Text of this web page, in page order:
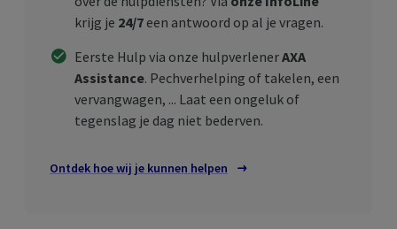
krijg je 24/7 een antwoord op al je vragen.
Eerste Hulp via onze hulpverlenerAXA
Assistance. Pechverhelping of takelen, een
vervangwagen, ... Laat een ongeluk of
tegenslag je dag niet bederven.
Ontdek hoe wij je kunnen helpen